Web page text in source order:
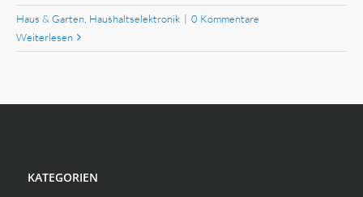
Haus & Garten Haushaltselektronik | 0 Kommentare
Weiterlesen
KATEGORIEN